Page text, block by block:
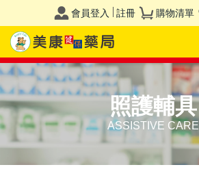
會員登入 註冊 購物清單
照護輔具
ASSISTIVE CARE